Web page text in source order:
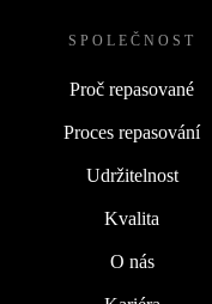
SPOLEČNOST
Proč repasované
Proces repasování
Udržitelnost
Kvalita
O nás